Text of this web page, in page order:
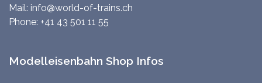
Mail: info@world-of-trains.ch
Phone: +41 43 501 11 55
Modelleisenbahn Shop Infos